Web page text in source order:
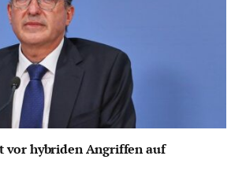
vor hybriden Angriffen auf